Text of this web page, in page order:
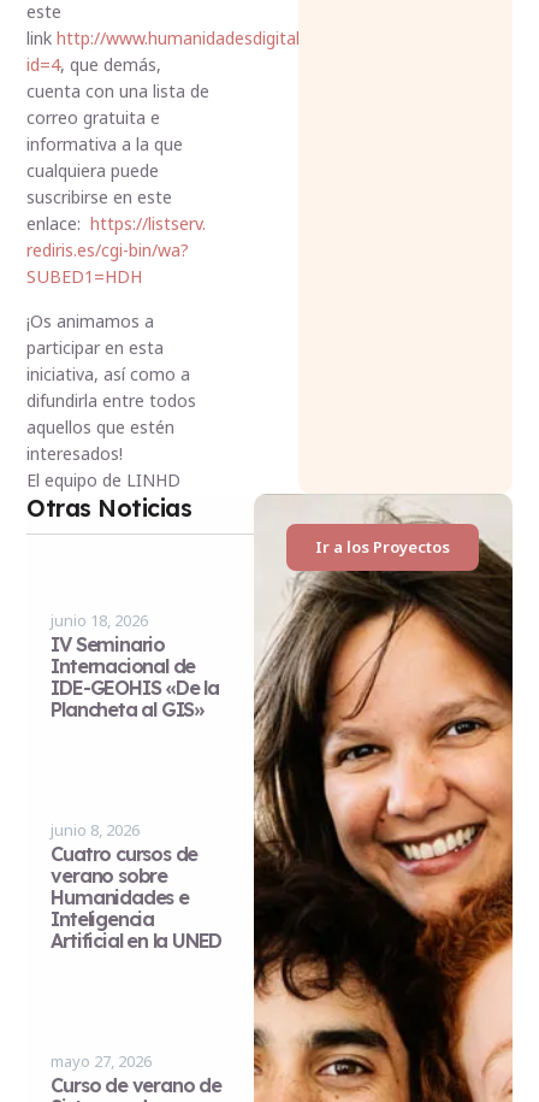
este
linkhttp://www.humanidadesdigitales.org/estaticas/ver.htm?
id=4, que demás,
cuenta con una lista de
correo gratuita e
informativa a la que
cualquiera puede
suscribirse en este
enlace:https://listserv.
rediris.es/cgi-bin/wa?
SUBED1=HDH
¡Os animamos a
participar en esta
iniciativa, así como a
difundirla entre todos
aquellos que estén
interesados!
El equipo de LINHD
Otras Noticias
junio 18, 2026
IV Seminario
Internacional de
IDE-GEOHIS «De la
Plancheta al GIS»
junio 8, 2026
Cuatro cursos de
verano sobre
Humanidades e
Inteligencia
Artificial en la UNED
mayo 27, 2026
Curso de verano de
Ir a los Proyectos